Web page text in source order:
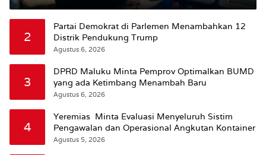
2
Partai Demokrat di Parlemen Menambahkan 12
Distrik Pendukung Trump
Agustus 6, 2026
3
DPRD Maluku Minta Pemprov Optimalkan BUMD
yang ada Ketimbang Menambah Baru
Agustus 6, 2026
4
Yeremias Minta Evaluasi Menyeluruh Sistim
Pengawalan dan Operasional Angkutan Kontainer
Agustus 5, 2026